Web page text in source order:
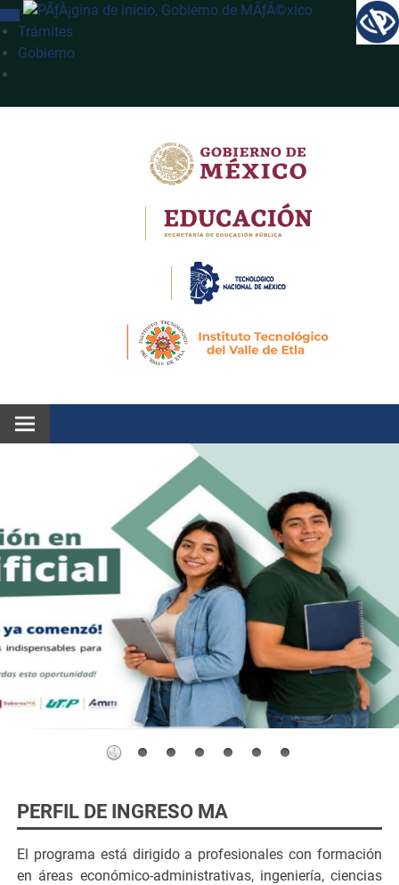
INTERRUPTOR DE NAVEGACIÓN
Trámites
Gobierno
PERFIL DE INGRESO MA
El programa está dirigido a profesionales con formación
en áreas económico-administrativas, ingeniería, ciencias